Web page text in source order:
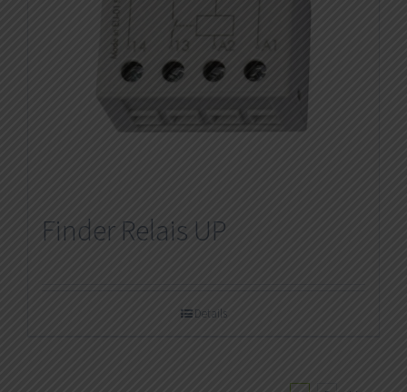
Finder Relais UP
Details